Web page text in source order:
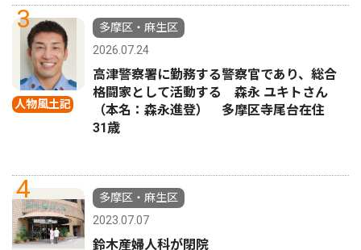
3
人物風土記
多摩区・麻生区
2026.07.24
高津警察署に勤務する警察官であり、総合
格闘家として活動する 森永 ユキトさん
（本名：森永進登） 多摩区寺尾台在住
31歳
4
多摩区・麻生区
2023.07.07
鈴木産婦人科が閉院